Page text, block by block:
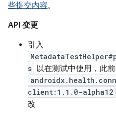
些提交内容。
API 变更
引入
s 以在测试中使用，此
client:1.1.0-alpha12
改